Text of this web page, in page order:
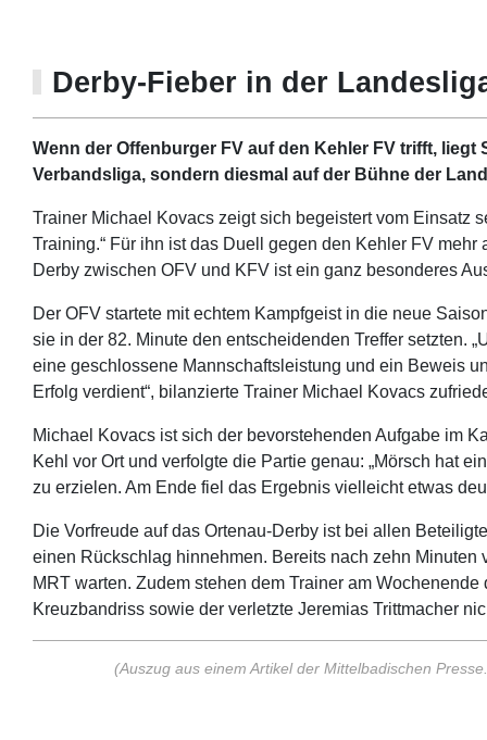
Derby-Fieber in der
Wenn der Offenburger FV auf den Kehler FV trifft,
Verbandsliga, sondern diesmal auf der Bühne der
Trainer Michael Kovacs zeigt sich begeistert vom Einsatz
Training.“ Für ihn ist das Duell gegen den Kehler FV
Derby zwischen OFV und KFV ist ein ganz besonderes
Der OFV startete mit echtem Kampfgeist in die neue
sie in der 82. Minute den entscheidenden Treffer setzten.
eine geschlossene Mannschaftsleistung und ein Beweis
Erfolg verdient“, bilanzierte Trainer Michael Kovacs
Michael Kovacs ist sich der bevorstehenden Aufgabe im
Kehl vor Ort und verfolgte die Partie genau: „Mörsch hat
zu erzielen. Am Ende fiel das Ergebnis vielleicht etwas
Die Vorfreude auf das Ortenau-Derby ist bei allen
einen Rückschlag hinnehmen. Bereits nach zehn
MRT warten. Zudem stehen dem Trainer am
Kreuzbandriss sowie der verletzte Jeremias Trittmacher
(Auszug aus einem Artikel der Mittelbadischen